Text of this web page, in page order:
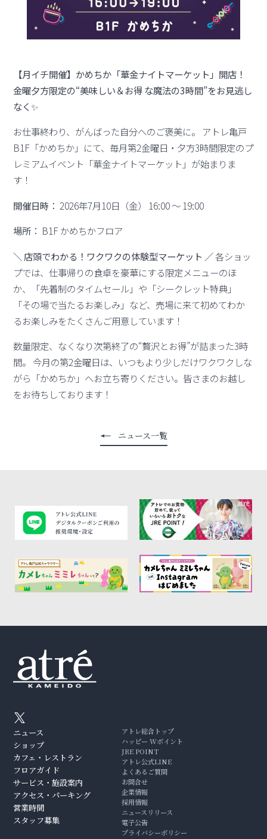
【月イチ開催】かめちか「華金ナイトマーケット」開店！
金曜夕方限定の“美味しい＆お得 な魔法の3時間”をお見逃し
なく✨
お仕事終わり、がんばった自分へのご褒美に。 アトレ亀戸
B1F「かめちか」にて、毎月第2金曜日・夕方3時間限定のプ
レミアムイベント「華金ナイトマーケット」が始まりま
す！
開催日時： 2026年7月10日（金） 16:00 ～ 19:00
場所： B1F かめちかフロア
＼ 店頭でわかる！ワクワクの体験型マーケット ／各ショッ
プでは、仕事帰りの食卓を豪華にする限定メニューのほ
か、「先着制のタイムセール」や「シークレット特典」
「その場で当たるお楽しみ」など、売場に来て初めてわか
るお楽しみをたくさんご用意しています！
数量限定、なくなり次第終了の“贅沢とお得”が詰まった3時
間。 今月の第2金曜日は、いつもより少しだけワクワクしな
がら「かめちか」へお立ち寄りください。皆さまのお越し
をお待ちしております！
ニュース一覧
ニュース
ショップ
カフェ・レストラン
フロアガイド
サービス・施設案内
アクセス・パーキング
営業時間
スタッフ募集
アトレ総合トップ
ハッピー Wポイント
JRE POINT
アトレ公式LINE
よくあるご質問
お問合せ
企業情報
採用情報
ニュースリリース
電子公告
プライバシーポリシー